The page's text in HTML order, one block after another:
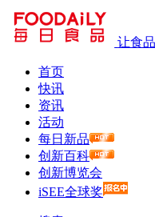
让食
首页
快讯
资讯
活动
每日新品
创新百科
创新博览会
iSEE全球奖